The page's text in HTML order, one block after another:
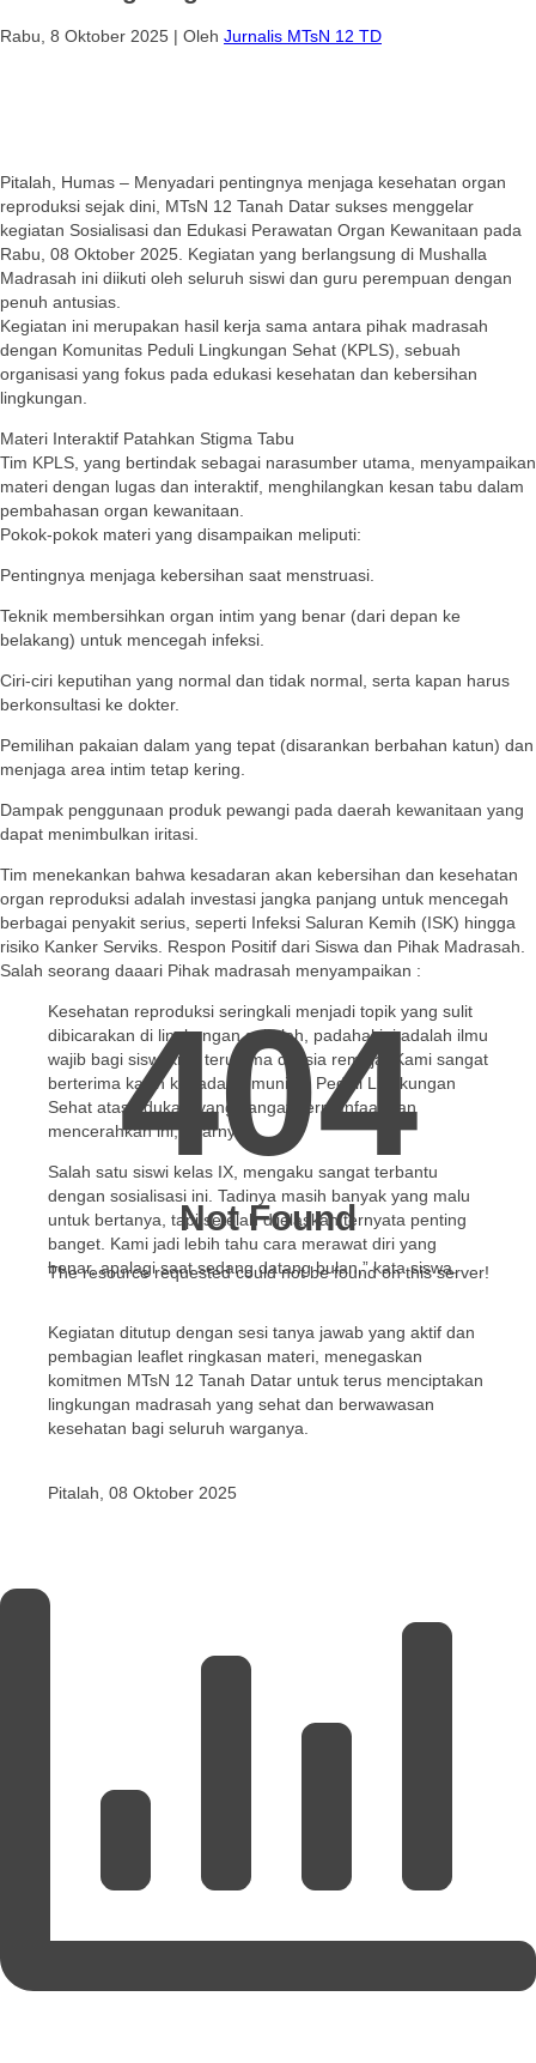
Rabu, 8 Oktober 2025 | Oleh Jurnalis MTsN 12 TD
Pitalah, Humas – Menyadari pentingnya menjaga kesehatan organ
reproduksi sejak dini, MTsN 12 Tanah Datar sukses menggelar
kegiatan Sosialisasi dan Edukasi Perawatan Organ Kewanitaan pada
Rabu, 08 Oktober 2025. Kegiatan yang berlangsung di Mushalla
Madrasah ini diikuti oleh seluruh siswi dan guru perempuan dengan
penuh antusias.
Kegiatan ini merupakan hasil kerja sama antara pihak madrasah
dengan Komunitas Peduli Lingkungan Sehat (KPLS), sebuah
organisasi yang fokus pada edukasi kesehatan dan kebersihan
lingkungan.
Materi Interaktif Patahkan Stigma Tabu
Tim KPLS, yang bertindak sebagai narasumber utama, menyampaikan
materi dengan lugas dan interaktif, menghilangkan kesan tabu dalam
pembahasan organ kewanitaan.
Pokok-pokok materi yang disampaikan meliputi:
Pentingnya menjaga kebersihan saat menstruasi.
Teknik membersihkan organ intim yang benar (dari depan ke
belakang) untuk mencegah infeksi.
Ciri-ciri keputihan yang normal dan tidak normal, serta kapan harus
berkonsultasi ke dokter.
Pemilihan pakaian dalam yang tepat (disarankan berbahan katun) dan
menjaga area intim tetap kering.
Dampak penggunaan produk pewangi pada daerah kewanitaan yang
dapat menimbulkan iritasi.
Tim menekankan bahwa kesadaran akan kebersihan dan kesehatan
organ reproduksi adalah investasi jangka panjang untuk mencegah
berbagai penyakit serius, seperti Infeksi Saluran Kemih (ISK) hingga
risiko Kanker Serviks. Respon Positif dari Siswa dan Pihak Madrasah.
Salah seorang daaari Pihak madrasah menyampaikan :
Kesehatan reproduksi seringkali menjadi topik yang sulit
dibicarakan di lingkungan sekolah, padahal ini adalah ilmu
wajib bagi siswi kita, terutama di usia remaja. Kami sangat
berterima kasih kepada Komunitas Peduli Lingkungan
Sehat atas edukasi yang sangat bermanfaat dan
mencerahkan ini,” ujarnya.
Salah satu siswi kelas IX, mengaku sangat terbantu
dengan sosialisasi ini. Tadinya masih banyak yang malu
untuk bertanya, tapi setelah dijelaskan ternyata penting
banget. Kami jadi lebih tahu cara merawat diri yang
benar, apalagi saat sedang datang bulan,” kata siswa.
Kegiatan ditutup dengan sesi tanya jawab yang aktif dan
pembagian leaflet ringkasan materi, menegaskan
komitmen MTsN 12 Tanah Datar untuk terus menciptakan
lingkungan madrasah yang sehat dan berwawasan
kesehatan bagi seluruh warganya.
Pitalah, 08 Oktober 2025
404
Not Found
The resource requested could not be found on this server!